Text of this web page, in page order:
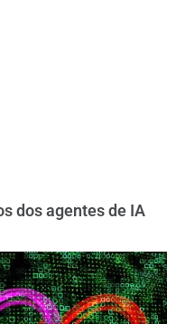
dos agentes de IA